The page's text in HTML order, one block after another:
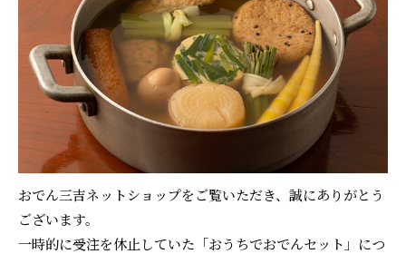
おでん三吉ネットショップをご覧いただき、誠にありがとう
ございます。
一時的に受注を休止していた「おうちでおでんセット」につ